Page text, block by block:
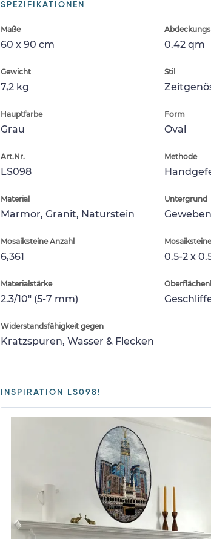
SPEZIFIKATIONEN
Maße
60 x 90 cm 0.42 qm
Gewicht
7,2 kg
Stil
Hauptfarbe
Grau
Form
Oval
Art.Nr.
LS098
Methode
Material
Marmor, Granit, Naturstein
Untergrund
Mosaiksteine Anzahl
6,361 0.5-2 x
Materialstärke
2.3/10" (5-7 mm)
Widerstandsfähigkeit gegen
Kratzspuren, Wasser & Flecken
INSPIRATION LS098!